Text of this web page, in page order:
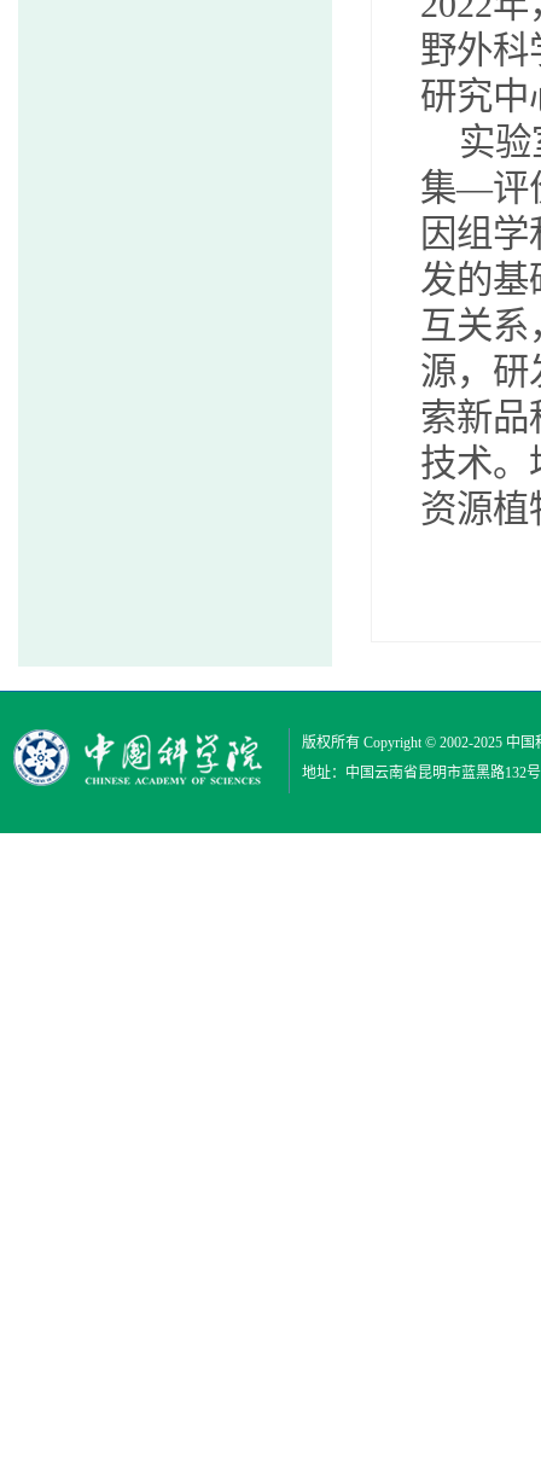
野外科
研究中
实
集—评
因组
发的基
互关系
源，研
索新品
技术。
资源植
版权所有 Copyright © 2002-2025 中国
地址：中国云南省昆明市蓝黑路